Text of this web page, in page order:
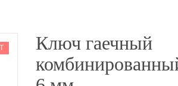
Ключ гаечный